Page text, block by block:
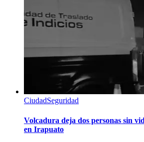
CiudadSeguridad
Volcadura deja dos personas sin
en Irapuato